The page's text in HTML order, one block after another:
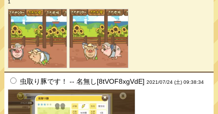
1
虫取り豚です！ -- 名無し[8tVOF8xgVdE]2021/07/24 (土) 09:38:34